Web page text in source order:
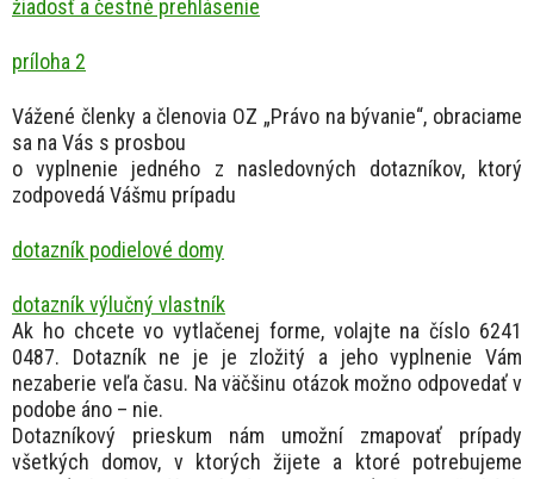
žiadosť a čestné prehlásenie
príloha 2
Vážené členky a členovia OZ „Právo na bývanie“, obraciame
sa na Vás s prosbou
o vyplnenie jedného z nasledovných dotazníkov, ktorý
zodpovedá Vášmu prípadu
dotazník podielové domy
dotazník výlučný vlastník
Ak ho chcete vo vytlačenej forme, volajte na číslo 6241
0487. Dotazník ne je je zložitý a jeho vyplnenie Vám
nezaberie veľa času. Na väčšinu otázok možno odpovedať v
podobe áno – nie.
Dotazníkový prieskum nám umožní zmapovať prípady
všetkých domov, v ktorých žijete a ktoré potrebujeme